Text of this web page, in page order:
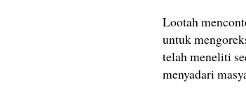
Lootah
untuk
telah meneliti
menyadari